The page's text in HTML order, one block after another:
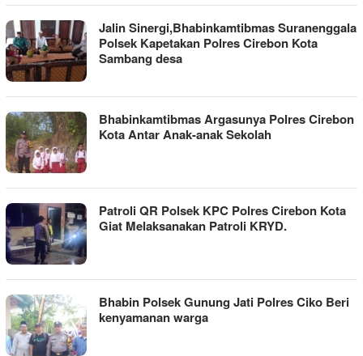
Jalin Sinergi,Bhabinkamtibmas Suranenggala
Polsek Kapetakan Polres Cirebon Kota
Sambang desa
Bhabinkamtibmas Argasunya Polres Cirebon
Kota Antar Anak-anak Sekolah
Patroli QR Polsek KPC Polres Cirebon Kota
Giat Melaksanakan Patroli KRYD.
Bhabin Polsek Gunung Jati Polres Ciko Beri
kenyamanan warga